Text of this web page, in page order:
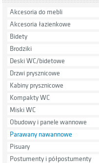
Akcesoria do mebli
Akcesoria łazienkowe
Bidety
Brodziki
Deski WC/bidetowe
Drzwi prysznicowe
Kabiny prysznicowe
Kompakty WC
Miski WC
Obudowy i panele wannowe
Parawany nawannowe
Pisuary
Postumenty i półpostumenty